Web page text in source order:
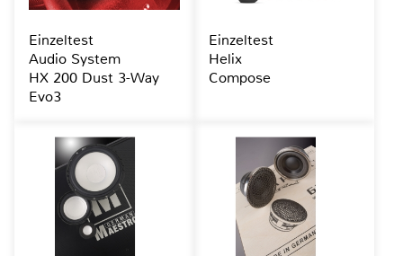
Einzeltest
Audio System
HX 200 Dust 3-Way
Evo3
Einzeltest
Helix
Compose